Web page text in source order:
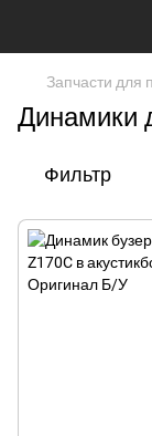
Запчасти для
Динамики
Фильтр